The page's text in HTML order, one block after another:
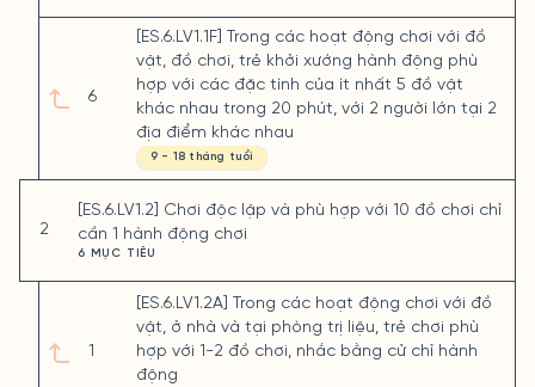
6
[ES.6.LV1.1F] Trong các hoạt động chơi với đồ
vật, đồ chơi, trẻ khởi xướng hành động phù
hợp với các đặc tính của ít nhất 5 đồ vật
khác nhau trong 20 phút, với 2 người lớn tại 2
địa điểm khác nhau
9 - 18 tháng tuổi
2
[ES.6.LV1.2] Chơi độc lập và phù hợp với 10 đồ chơi chỉ
cần 1 hành động chơi
6 MỤC TIÊU
1
[ES.6.LV1.2A] Trong các hoạt động chơi với đồ
vật, ở nhà và tại phòng trị liệu, trẻ chơi phù
hợp với 1-2 đồ chơi, nhắc bằng cử chỉ hành
động